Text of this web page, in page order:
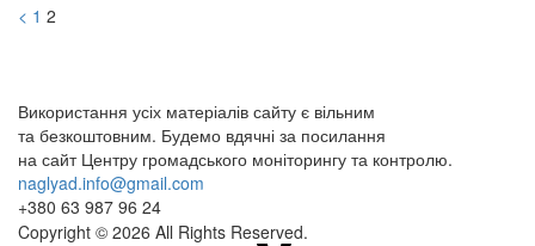
< 1 2
Використання усіх матеріалів сайту є вільним
та безкоштовним. Будемо вдячні за посилання
на сайт Центру громадського моніторингу та контролю.
naglyad.info@gmail.com
+380 63 987 96 24
Copyright © 2026 All Rights Reserved.